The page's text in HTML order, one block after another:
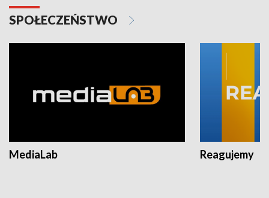
SPOŁECZEŃSTWO
MediaLab Reagujemy